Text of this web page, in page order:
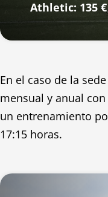
Athletic: 135 €
En el caso de la
mensual y anual
un entrenamiento
17:15 horas.